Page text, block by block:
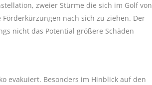
zweier Stürme die sich im Golf von
nach sich zu ziehen. Der
nicht das Potential größere Schäden
evakuiert. Besonders im Hinblick auf den